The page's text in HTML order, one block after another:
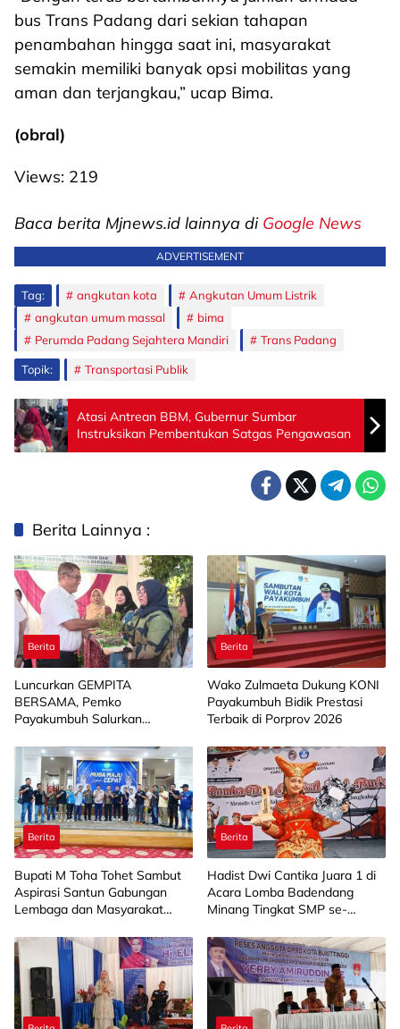
bus Trans Padang dari sekian tahapan
penambahan hingga saat ini, masyarakat
semakin memiliki banyak opsi mobilitas yang
aman dan terjangkau,” ucap Bima.
(obral)
Views: 219
Baca berita Mjnews.id lainnya di Google News
ADVERTISEMENT
Tag: angkutan kota
Angkutan Umum Listrik
angkutan umum massal
bima
Perumda Padang Sejahtera Mandiri
Trans Padang
Topik: Transportasi Publik
Atasi Antrean BBM, Gubernur Sumbar
Instruksikan Pembentukan Satgas Pengawasan
Berita Lainnya :
Berita
Luncurkan GEMPITA
BERSAMA, Pemko
Payakumbuh Salurkan
kepada 15 KWT
Berita
Wako Zulmaeta Dukung KONI
Payakumbuh Bidik Prestasi
Terbaik di Porprov 2026
Berita
Bupati M Toha Tohet Sambut
Aspirasi Santun Gabungan
Lembaga dan Masyarakat
Berita
Hadist Dwi Cantika Juara 1 di
Acara Lomba Badendang
Minang Tingkat SMP se-